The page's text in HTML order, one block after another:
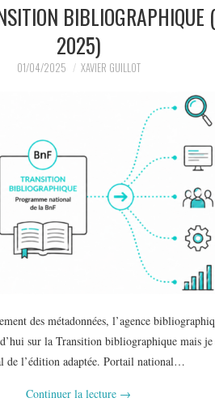
BIBLIOGRAPHIQUE
2025)
01/04/2025 XAVIER GUILLOT
des métadonnées, l’agence
sur la Transition bibliographique mais
de l’édition adaptée. Portail national…
Continuer la lecture →